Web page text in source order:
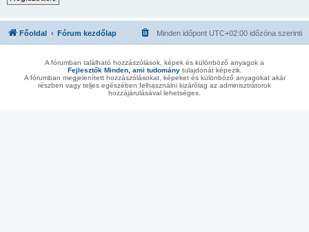
Főoldal Fórum kezdőlap Minden időpont UTC+02:00 időzóna szerinti
A fórumban található hozzászólások, képek és különböző anyagok a
Fejlesztők Minden, ami tudománytulajdonát képezik.
A fórumban megjelenített hozzászólásokat, képeket és különböző anyagokat akár
részben vagy teljes egészében felhasználni kizárólag az adminisztrátorok
hozzájárulásával lehetséges.